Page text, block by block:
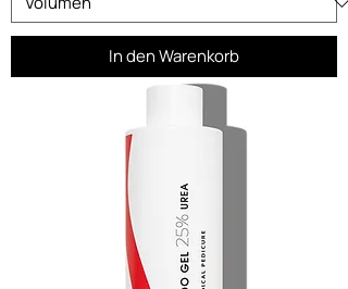
In den Warenkorb